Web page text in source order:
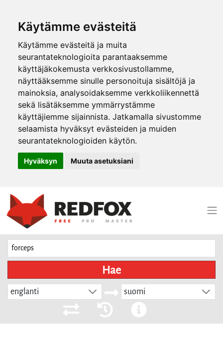
Käytämme evästeitä
Käytämme evästeitä ja muita
seurantateknologioita parantaaksemme
käyttäjäkokemusta verkkosivustollamme,
näyttääksemme sinulle personoituja sisältöjä ja
mainoksia, analysoidaksemme verkkoliikennettä
sekä lisätäksemme ymmärrystämme
käyttäjiemme sijainnista. Jatkamalla sivustomme
selaamista hyväksyt evästeiden ja muiden
seurantateknologioiden käytön.
Hyväksyn Muuta asetuksiani
Hae
englanti suomi